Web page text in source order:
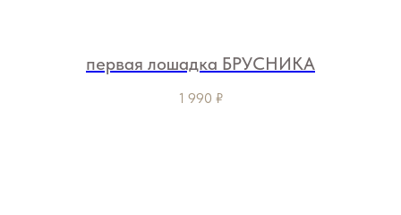
первая лошадка БРУСНИКА
1 990 ₽